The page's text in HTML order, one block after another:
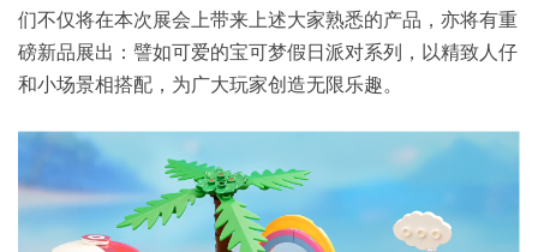
们不仅将在本次展会上带来上述大家熟悉的产品，亦将有重
磅新品展出：譬如可爱的宝可梦假日派对系列，以精致人仔
和小场景相搭配，为广大玩家创造无限乐趣。